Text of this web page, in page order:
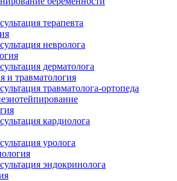
терапевта
невролога
дерматолога
и травматология
травматолога-ортопеда
кардиолога
уролога
эндокринолога